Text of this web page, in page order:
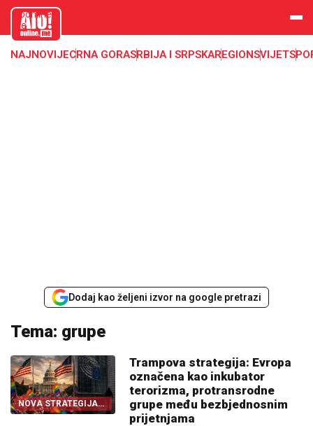
aloonline.
me
NAJNOVIJECRNA GORASRBIJA I SRPSKAREGIONSVIJET
Dodaj kao željeni izvor na google pretrazi
Tema: grupe
NOVA STRATEGIJA
SAD
Trampova strategija: Evropa
označena kao inkubator
terorizma, protransrodne
grupe među bezbjednosnim
prijetnjama